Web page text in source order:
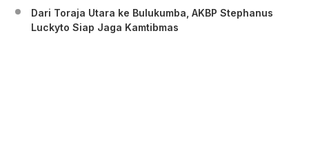
Dari Toraja Utara ke Bulukumba, AKBP Stephanus
Luckyto Siap Jaga Kamtibmas